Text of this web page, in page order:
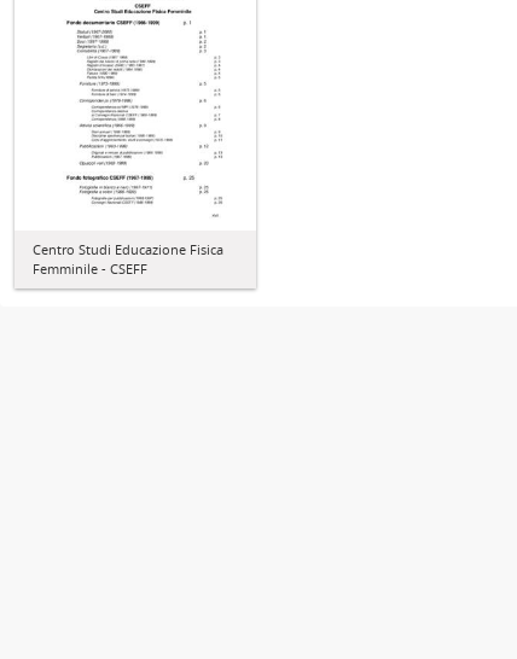
Centro Studi Educazione Fisica
Femminile - CSEFF